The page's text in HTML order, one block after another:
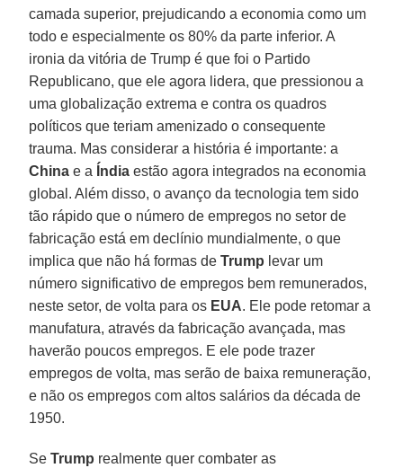
camada superior, prejudicando a economia como um
todo e especialmente os 80% da parte inferior. A
ironia da vitória de Trump é que foi o Partido
Republicano, que ele agora lidera, que pressionou a
uma globalização extrema e contra os quadros
políticos que teriam amenizado o consequente
trauma. Mas considerar a história é importante: a
China e a Índia estão agora integrados na economia
global. Além disso, o avanço da tecnologia tem sido
tão rápido que o número de empregos no setor de
fabricação está em declínio mundialmente, o que
implica que não há formas deTrump levar um
número significativo de empregos bem remunerados,
neste setor, de volta para os EUA. Ele pode retomar a
manufatura, através da fabricação avançada, mas
haverão poucos empregos. E ele pode trazer
empregos de volta, mas serão de baixa remuneração,
e não os empregos com altos salários da década de
1950.
SeTrump realmente quer combater as